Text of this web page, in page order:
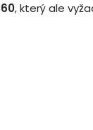
, který ale